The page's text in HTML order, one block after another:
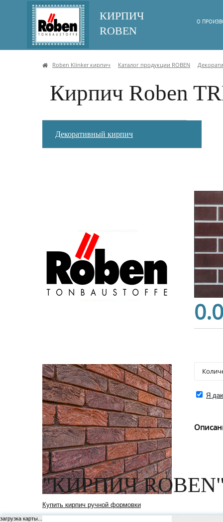
КИРПИЧ
ROBEN
О
Roben Klinker кирпич Каталог продукции ROBEN
Кирпич Roben
Декоративный кирпич
Купить кирпич ручной формовки
Я
"КИРПИЧ
загрузка карты...